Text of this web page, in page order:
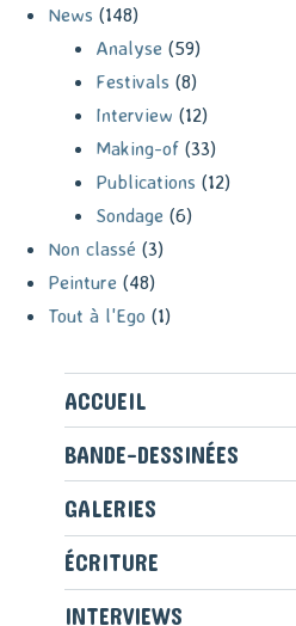
News (148)
Analyse (59)
Festivals (8)
Interview (12)
Making-of (33)
Publications (12)
Sondage (6)
Non classé (3)
Peinture (48)
Tout à l'Ego (1)
ACCUEIL
BANDE-DESSINÉES
GALERIES
ÉCRITURE
INTERVIEWS